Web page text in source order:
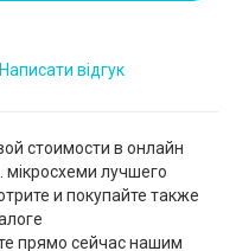
Написати відгук
стоимости в онлайн
лучшего
и покупайте также
прямо сейчас нашим